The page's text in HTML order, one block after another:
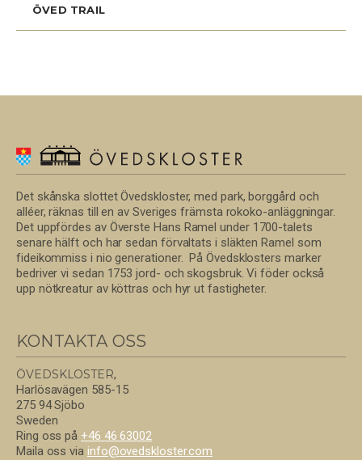
ÖVED TRAIL
Det skånska slottet Övedskloster, med park, borggård och
alléer, räknas till en av Sveriges främsta rokoko-anläggningar.
Det uppfördes av Överste Hans Ramel under 1700-talets
senare hälft och har sedan förvaltats i släkten Ramel som
fideikommiss i nio generationer. På Övedsklosters marker
bedriver vi sedan 1753 jord- och skogsbruk. Vi föder också
upp nötkreatur av köttras och hyr ut fastigheter.
KONTAKTA OSS
ÖVEDSKLOSTER,
Harlösavägen 585-15
275 94 Sjöbo
Sweden
Ring oss på +46 46 63002
Maila oss via info@ovedskloster.com